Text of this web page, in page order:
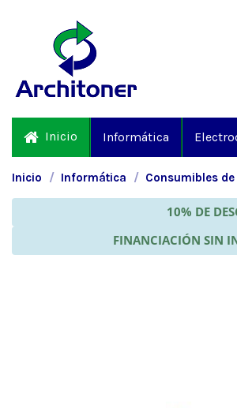
Inicio Informática
Inicio Informática Consumibles
10% DE
FINANCIACIÓN SIN